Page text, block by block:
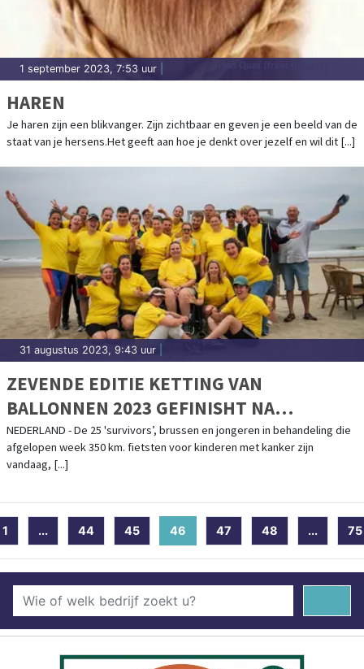
1 september 2023, 7:53 uur
HAREN
Je haren zijn een blikvanger. Zijn zichtbaar en geven je een beeld van de
staat van je hersens.Het geeft aan hoe je denkt over jezelf en wil dit [...]
31 augustus 2023, 9:43 uur
ZEVENDE EDITIE KETTING VAN
BALLONNEN 2023 GEFINISHT NA
FIETSTOCHT VAN 350 KILOMETER DOOR
NEDERLAND
NEDERLAND - De 25 'survivors’, brussen en jongeren in behandeling die
afgelopen week 350 km. fietsten voor kinderen met kanker zijn
vandaag, [...]
1 ... 44 45 46 (current)
47 48 ... 75